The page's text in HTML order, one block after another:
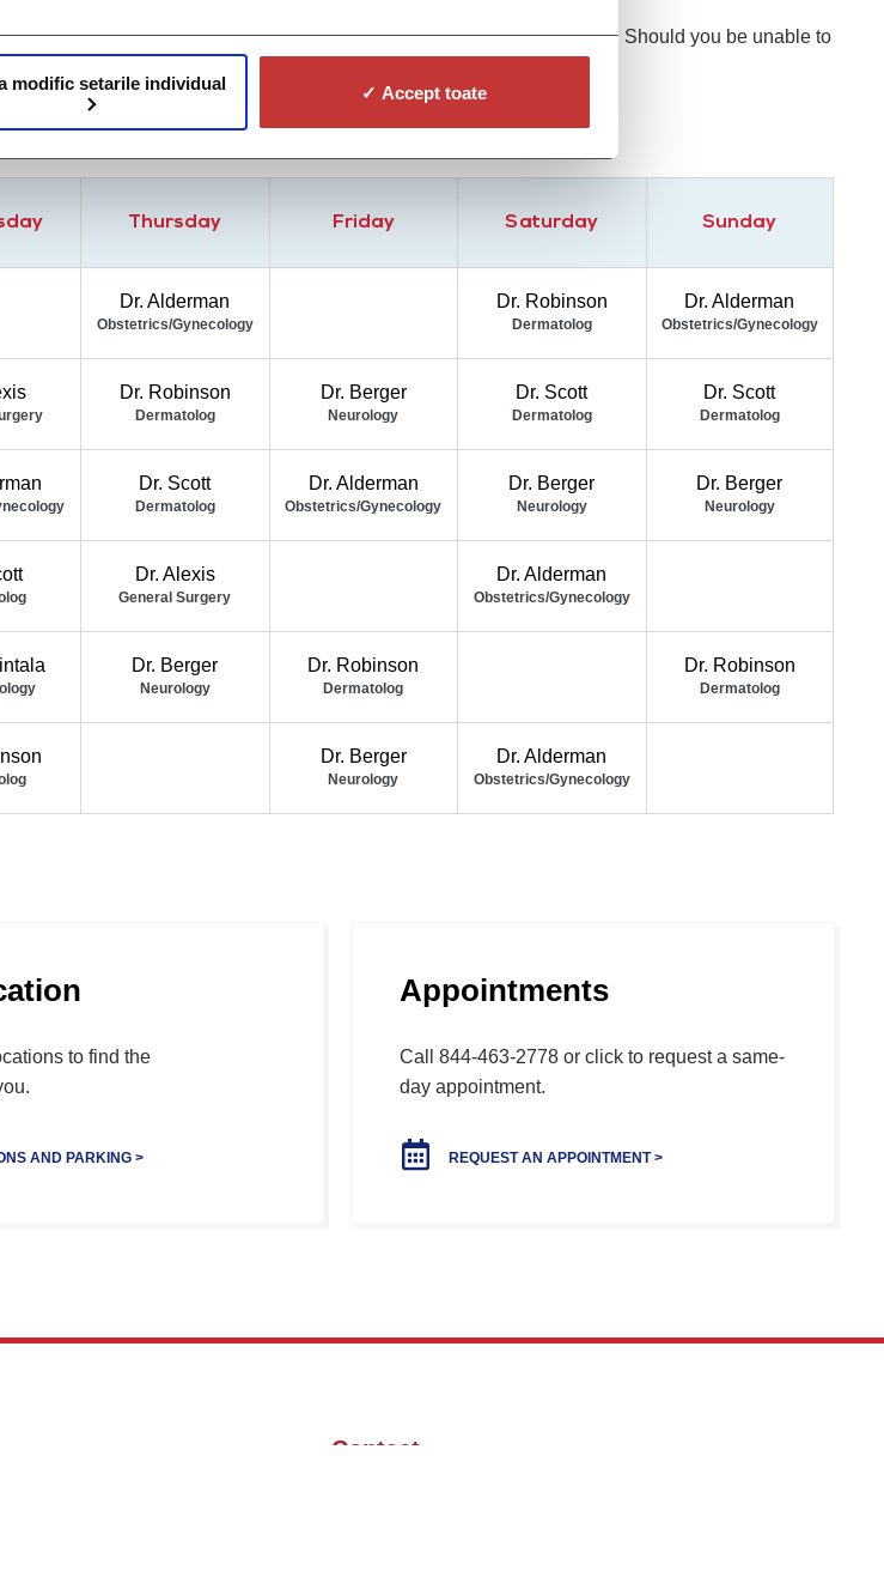
modific setarile individual ✓ Accept toate
not overbook our schedule to ensure the best experience for your visit. Should you be unable to
Thursday Friday Saturday Sunday
Dr. Alderman
Obstetrics/Gynecology
Dr. Robinson
Dermatolog
Dr. Alderman
Obstetrics/Gynecology
Dr. Robinson
Dermatolog
Dr. Berger
Neurology
Dr. Scott
Dermatolog
Dr. Scott
Dermatolog
Dr. Scott
Dermatolog
Dr. Alderman
Obstetrics/Gynecology
Dr. Berger
Neurology
Dr. Berger
Neurology
Dr. Alexis
General Surgery
Dr. Alderman
Obstetrics/Gynecology
Dr. Berger
Neurology
Dr. Robinson
Dermatolog
Dr. Robinson
Dermatolog
Dr. Berger
Neurology
Dr. Alderman
Obstetrics/Gynecology
to find the
AND PARKING >
Appointments
Call 844-463-2778 or click to request a same-
day appointment.
REQUEST AN APPOINTMENT >
Contact